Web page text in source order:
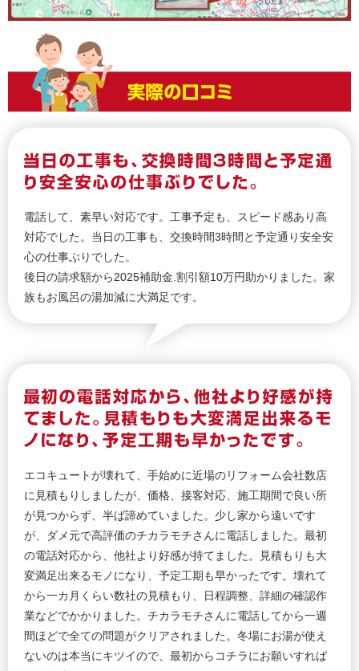
電話して、素早い対応です。工事予定も、スピード感あり高
対応でした。当日の工事も、交換時間3時間と予定通り安全安
心の仕事ぶりでした。
後日の請求額から2025補助金.割引額10万円助かりました。家
族もお風呂の湯加減に大満足です。
エコキュートが壊れて、手始めに近場のリフォーム会社数店
に見積もりしましたが、価格、接客対応、施工期間で良い所
が見つからず、半ば諦めていました。少し家から遠いです
が、ダメ元で高評価のチカラモチさんに電話しました。最初
の電話対応から、他社より好感が持てました。見積もりも大
変満足出来るモノになり、予定工期も早かったです。壊れて
から一カ月くらい数社の見積もり、日程調整、詳細の確認作
業などでかかりました。チカラモチさんに電話してから一週
間ほどで全ての問題がクリアされました。冬場にお湯が使え
ないのは本当にキツイので、最初からコチラにお願いすれば